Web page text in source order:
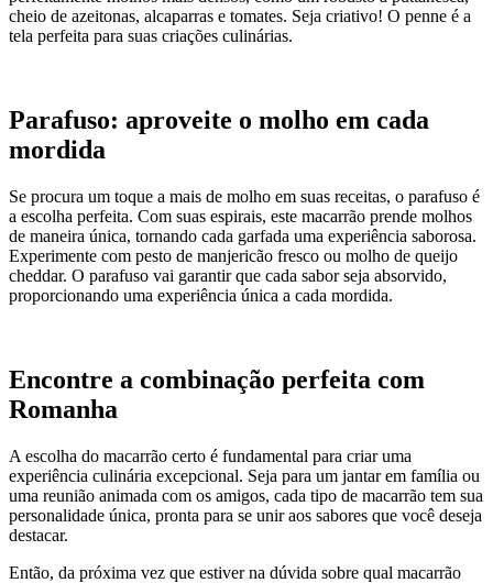
cheio de azeitonas, alcaparras e tomates. Seja criativo! O penne é a
tela perfeita para suas criações culinárias.
Parafuso: aproveite o molho em cada
mordida
Se procura um toque a mais de molho em suas receitas, o parafuso é
a escolha perfeita. Com suas espirais, este macarrão prende molhos
de maneira única, tornando cada garfada uma experiência saborosa.
Experimente com pesto de manjericão fresco ou molho de queijo
cheddar. O parafuso vai garantir que cada sabor seja absorvido,
proporcionando uma experiência única a cada mordida.
Encontre a combinação perfeita com
Romanha
A escolha do macarrão certo é fundamental para criar uma
experiência culinária excepcional. Seja para um jantar em família ou
uma reunião animada com os amigos, cada tipo de macarrão tem sua
personalidade única, pronta para se unir aos sabores que você deseja
destacar.
Então, da próxima vez que estiver na dúvida sobre qual macarrão